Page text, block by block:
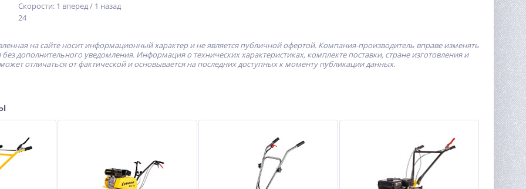
Скорости: 1 вперед / 1 назад
24
на сайте носит информационный характер и не является публичной офертой. Компания-производитель вправе изменять
дополнительного уведомления. Информация о технических характеристиках, комплекте поставки, стране изготовления и
отличаться от фактической и основывается на последних доступных к моменту публикации данных.